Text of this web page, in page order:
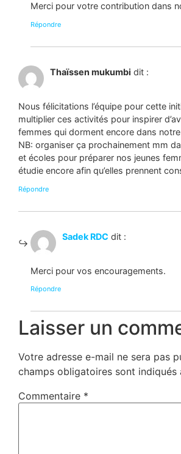
Merci pour votre contribution dans
Répondre
Thaïssen mukumbi dit :
Nous félicitations l’équipe pour cette
multiplier ces activités pour inspirer
femmes qui dorment encore dans
NB: organiser ça prochainement mm
et écoles pour préparer nos jeunes
étudie encore afin qu’elles prennent
Répondre
Sadek RDC dit :
Merci pour vos encouragements.
Répondre
Laisser un
Votre adresse e-mail ne sera pas
champs obligatoires sont indiqués
Commentaire *